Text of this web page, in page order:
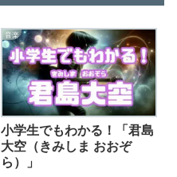
音楽
小学生でもわかる！「君島
大空（きみしま おおぞ
ら）」